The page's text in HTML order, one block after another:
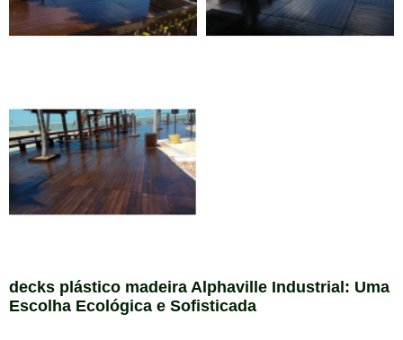
decks plástico madeira Alphaville Industrial: Uma
Escolha Ecológica e Sofisticada